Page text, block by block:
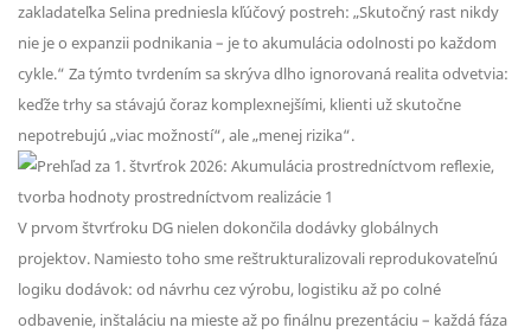
zakladateľka Selina predniesla kľúčový postreh: „Skutočný rast nikdy
nie je o expanzii podnikania – je to akumulácia odolnosti po každom
cykle.“ Za týmto tvrdením sa skrýva dlho ignorovaná realita odvetvia:
keďže trhy sa stávajú čoraz komplexnejšími, klienti už skutočne
nepotrebujú „viac možností“, ale „menej rizika“.
V prvom štvrťroku DG nielen dokončila dodávky globálnych
projektov. Namiesto toho sme reštrukturalizovali reprodukovateľnú
logiku dodávok: od návrhu cez výrobu, logistiku až po colné
odbavenie, inštaláciu na mieste až po finálnu prezentáciu – každá fáza